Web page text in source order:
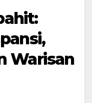
Warisan